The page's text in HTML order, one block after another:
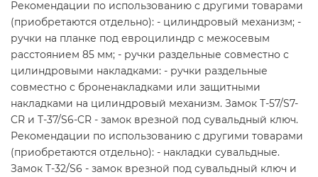
Рекомендации по использованию с другими товарами
(приобретаются отдельно): - цилиндровый механизм; -
ручки на планке под евроцилиндр с межосевым
расстоянием 85 мм; - ручки раздельные совместно с
цилиндровыми накладками: - ручки раздельные
совместно с броненакладками или защитными
накладками на цилиндровый механизм. Замок T-57/S7-
CR и T-37/S6-CR - замок врезной под сувальдный ключ.
Рекомендации по использованию с другими товарами
(приобретаются отдельно): - накладки сувальдные.
Замок T-32/S6 - замок врезной под сувальдный ключ и